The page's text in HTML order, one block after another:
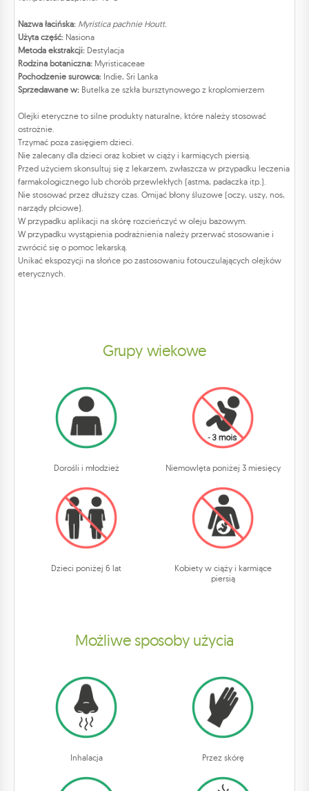
Nazwa łacińska: Myristica pachnie Houtt.
Użyta część: Nasiona
Metoda ekstrakcji: Destylacja
Rodzina botaniczna: Myristicaceae
Pochodzenie surowca: Indie, Sri Lanka
Sprzedawane w: Butelka ze szkła bursztynowego z kroplomierzem
Olejki eteryczne to silne produkty naturalne, które należy stosować
ostrożnie.
Trzymać poza zasięgiem dzieci.
Nie zalecany dla dzieci oraz kobiet w ciąży i karmiących piersią.
Przed użyciem skonsultuj się z lekarzem, zwłaszcza w przypadku leczenia
farmakologicznego lub chorób przewlekłych (astma, padaczka itp.).
Nie stosować przez dłuższy czas. Omijać błony śluzowe (oczy, uszy, nos,
narządy płciowe).
W przypadku aplikacji na skórę rozcieńczyć w oleju bazowym.
W przypadku wystąpienia podrażnienia należy przerwać stosowanie i
zwrócić się o pomoc lekarską.
Unikać ekspozycji na słońce po zastosowaniu fotouczulających olejków
eterycznych.
Grupy wiekowe
Dorośli i młodzież Niemowlęta poniżej 3 miesięcy
Dzieci poniżej 6 lat
Kobiety w ciąży i karmiące
piersią
Możliwe sposoby użycia
Inhalacja Przez skórę